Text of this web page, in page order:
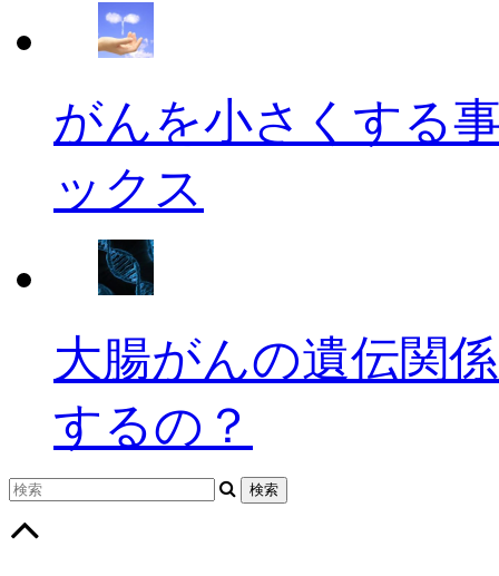
がんを小さくする
ックス
大腸がんの遺伝関
するの？